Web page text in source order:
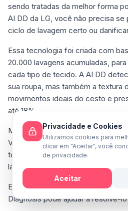
sendo tratadas da melhor forma
AI DD da LG, você não precisa
ciclo de lavagem certo ou
Essa tecnologia foi criada com
20.000 lavagens acumuladas,
cada tipo de tecido. A AI DD
sua roupa, mas também a textura
movimentos ideais do cesto e
até 18%.
Mas não para por aí! A LG
Vapor Steam, que elimina até
tecnologia 6 Motion DD, que
lavagem personalizados para cada
E se surgir um problema, a
Diagnosis pode ajudar a resolvê-
Privacidade e Cookies
Utilizamos cookies para
clicar em "Aceitar", você
de privacidade.
Aceitar